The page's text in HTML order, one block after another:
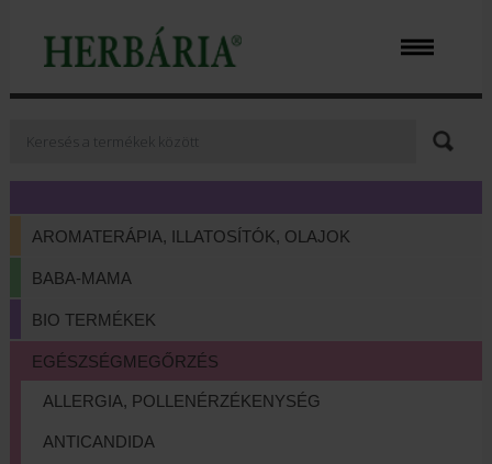
AROMATERÁPIA, ILLATOSÍTÓK, OLAJOK
BABA-MAMA
BIO TERMÉKEK
EGÉSZSÉGMEGŐRZÉS
ALLERGIA, POLLENÉRZÉKENYSÉG
ANTICANDIDA